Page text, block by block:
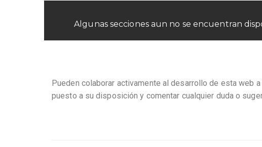
Algunas secciones aun no se encuentran
Pueden colaborar activamente al desarrollo de esta web a
puesto a su disposición y comentar cualquier duda o